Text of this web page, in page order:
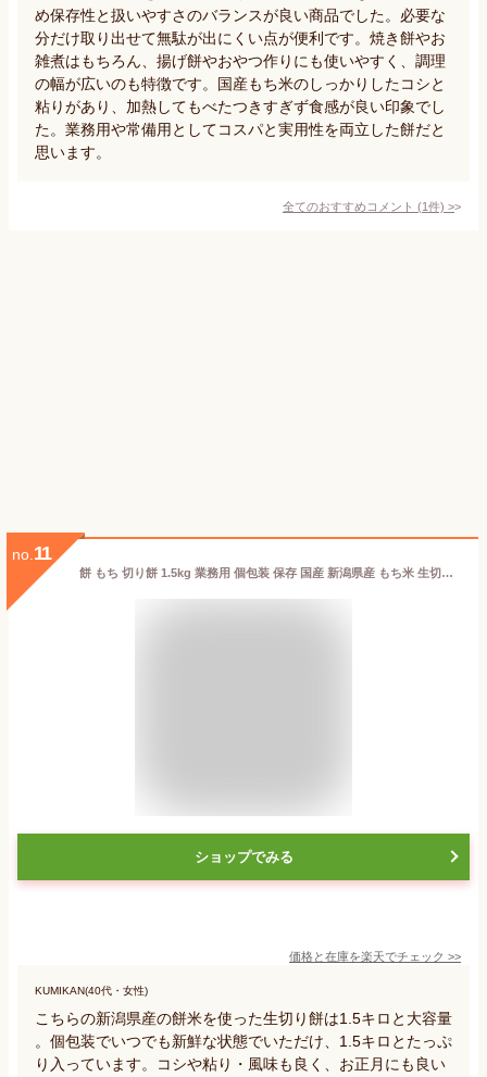
め保存性と扱いやすさのバランスが良い商品でした。必要な
分だけ取り出せて無駄が出にくい点が便利です。焼き餅やお
雑煮はもちろん、揚げ餅やおやつ作りにも使いやすく、調理
の幅が広いのも特徴です。国産もち米のしっかりしたコシと
粘りがあり、加熱してもべたつきすぎず食感が良い印象でし
た。業務用や常備用としてコスパと実用性を両立した餅だと
思います。
全てのおすすめコメント (1件) >
no. 11
餅 もち 切り餅 1.5kg 業務用 個包装 保存 国産 新潟県産 もち米 生切り餅 切餅 きりもち おやつ お正月 年末 年始 お餅 非常食 備蓄 お菓子 mochi モチ アイリスオーヤマ アイリスフーズ 新潟こがねもち *[2605SO]
ショップでみる
価格と在庫を楽天でチェック >>
KUMIKAN(40代・女性)
こちらの新潟県産の餅米を使った生切り餅は1.5キロと大容量
。個包装でいつでも新鮮な状態でいただけ、1.5キロとたっぷ
り入っています。コシや粘り・風味も良く、お正月にも良い